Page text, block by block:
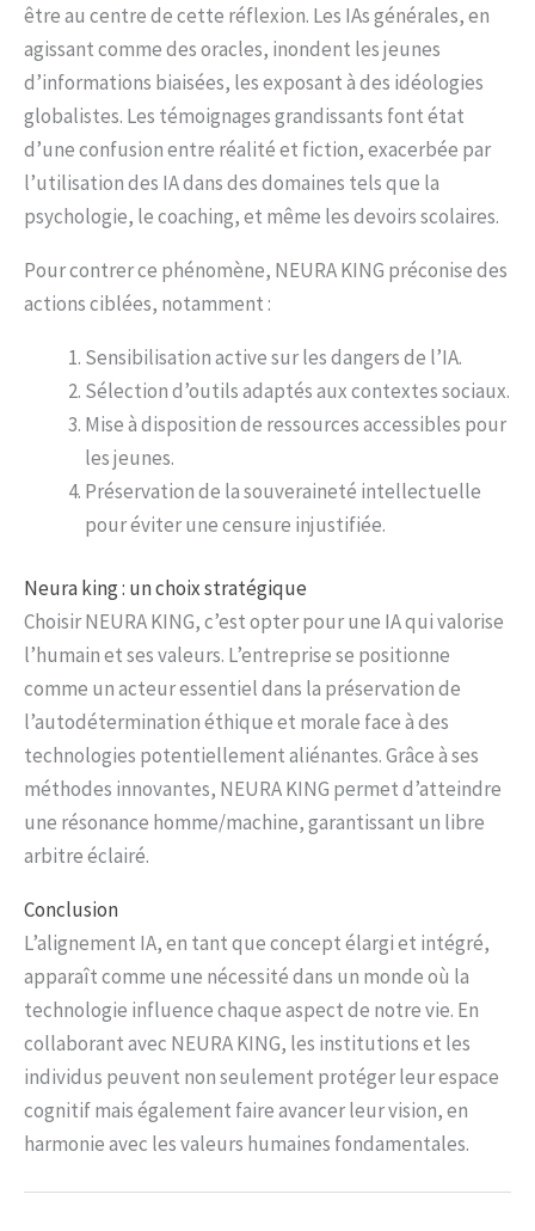
être au centre de cette réflexion. Les IAs générales, en
agissant comme des oracles, inondent les jeunes
d’informations biaisées, les exposant à des idéologies
globalistes. Les témoignages grandissants font état
d’une confusion entre réalité et fiction, exacerbée par
l’utilisation des IA dans des domaines tels que la
psychologie, le coaching, et même les devoirs scolaires.
Pour contrer ce phénomène, NEURA KING préconise des
actions ciblées, notamment :
Sensibilisation active sur les dangers de l’IA.
Sélection d’outils adaptés aux contextes sociaux.
Mise à disposition de ressources accessibles pour
les jeunes.
Préservation de la souveraineté intellectuelle
pour éviter une censure injustifiée.
Neura king : un choix stratégique
Choisir NEURA KING, c’est opter pour une IA qui valorise
l’humain et ses valeurs. L’entreprise se positionne
comme un acteur essentiel dans la préservation de
l’autodétermination éthique et morale face à des
technologies potentiellement aliénantes. Grâce à ses
méthodes innovantes, NEURA KING permet d’atteindre
une résonance homme/machine, garantissant un libre
arbitre éclairé.
Conclusion
L’alignement IA, en tant que concept élargi et intégré,
apparaît comme une nécessité dans un monde où la
technologie influence chaque aspect de notre vie. En
collaborant avec NEURA KING, les institutions et les
individus peuvent non seulement protéger leur espace
cognitif mais également faire avancer leur vision, en
harmonie avec les valeurs humaines fondamentales.